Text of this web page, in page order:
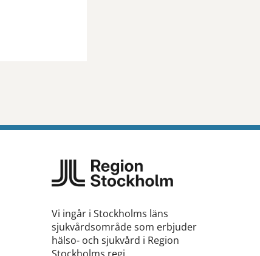
Vi ingår i Stockholms läns
sjukvårdsområde som erbjuder
hälso- och sjukvård i Region